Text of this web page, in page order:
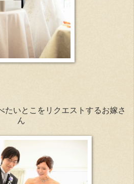
たいとこをリクエストするお嫁さ
ん